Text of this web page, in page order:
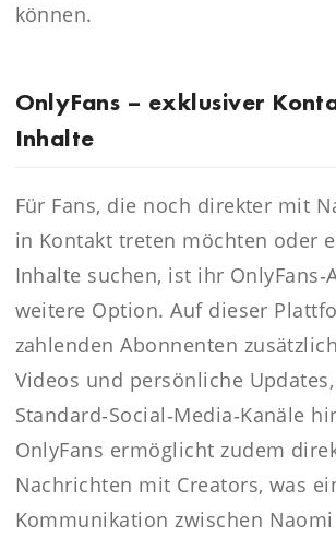
können.
OnlyFans – exklusiver
Inhalte
Für Fans, die noch direkter mit
in Kontakt treten möchten oder
Inhalte suchen, ist ihr
weitere Option. Auf dieser
zahlenden Abonnenten
Videos und persönliche
Standard‑Social‑Media‑Kanäle
OnlyFans ermöglicht zudem
Nachrichten mit Creators, was
Kommunikation zwischen